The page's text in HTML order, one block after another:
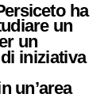
ha
un
un
iniziativa
un’area